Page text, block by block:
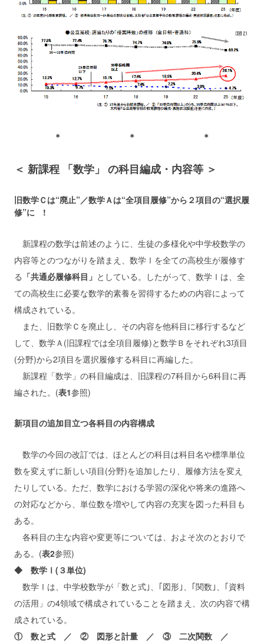
＊ ＊ ＊
＜ 新課程 「数学」 の科目編成・内容等 ＞
旧数学Ｃは“廃止”／数学Ａは“全項目履修”から２項目の“選択履
修”に !
新課程の数学は前述のように、生徒の多様化や中学校数学の
内容等とのつながりを踏まえ、数学Ⅰを全ての高校生が履修す
る 「共通必履修科目」 としている。したがって、数学Ⅰは、全
ての高校生に必要な数学的素養を習得するための内容によって
構成されている。
また、旧数学Ｃを廃止し、その内容を他科目に移行するなど
して、数学Ａ(旧課程では全項目履修)と数学Ｂをそれぞれ3項目
(分野)から2項目を選択履修する科目に再編した。
新課程「数学」の科目編成は、旧課程の7科目から6科目に再
編された。(表1参照)
新項目の追加目立つ各科目の内容構成
数学の今回の改訂では、ほとんどの科目は科目名や標準単位
数を変えずに新しい項目(分野)を追加したり、履修方法を変え
たりしている。ただ、数学における学習の深化や将来の進路へ
の対応などから、単位数を増やして内容の充実を図った科目も
ある。
各科目の主な内容や変更等については、およそ次のとおりで
ある。(表2参照)
◆ 数学Ⅰ(３単位)
数学Ⅰは、中学校数学が「数と式｣、｢図形｣、｢関数｣、｢資料
の活用」の4領域で構成されていることを踏まえ、次の内容で構
成されている。
① 数と式 ／ ② 図形と計量 ／ ③ 二次関数 ／